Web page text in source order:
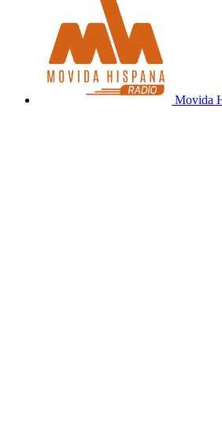
Movida